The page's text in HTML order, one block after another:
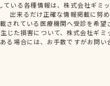
ている各種情報は、株式会社ギミ
出来るだけ正確な情報掲載に努
されている医療機関へ受診を希
じた損害について、株式会社ギ
る場合には、お手数ですがお問